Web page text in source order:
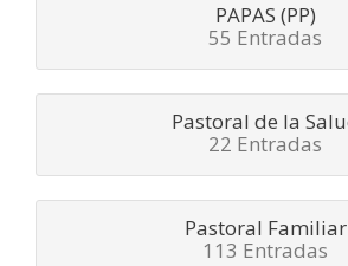
PAPAS (PP)
55 Entradas
Pastoral de la
22 Entradas
Pastoral Familiar
113 Entradas